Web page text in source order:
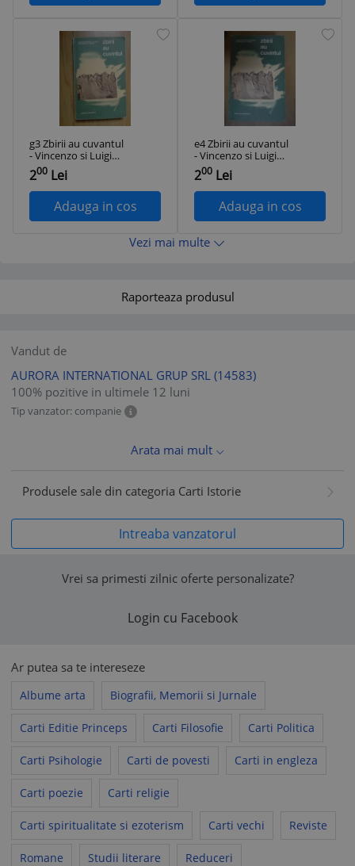
g3 Zbirii au cuvantul
- Vincenzo si Luigi
Pappalettera
200 Lei
Adauga in cos
e4 Zbirii au cuvantul
- Vincenzo si Luigi
Pappalettera
200 Lei
Adauga in cos
Vezi mai multe
Raporteaza produsul
Vandut de
AURORA INTERNATIONAL GRUP SRL (14583)
100% pozitive in ultimele 12 luni
Tip vanzator: companie
Arata mai mult
Produsele sale din categoria Carti Istorie
Intreaba vanzatorul
Vrei sa primesti zilnic oferte personalizate?
Login cu Facebook
Ar putea sa te intereseze
Albume arta Biografii, Memorii si Jurnale
Carti Editie Princeps Carti Filosofie Carti Politica
Carti Psihologie Carti de povesti Carti in engleza
Carti poezie Carti religie
Carti spiritualitate si ezoterism Carti vechi Reviste
Romane Studii literare Reduceri